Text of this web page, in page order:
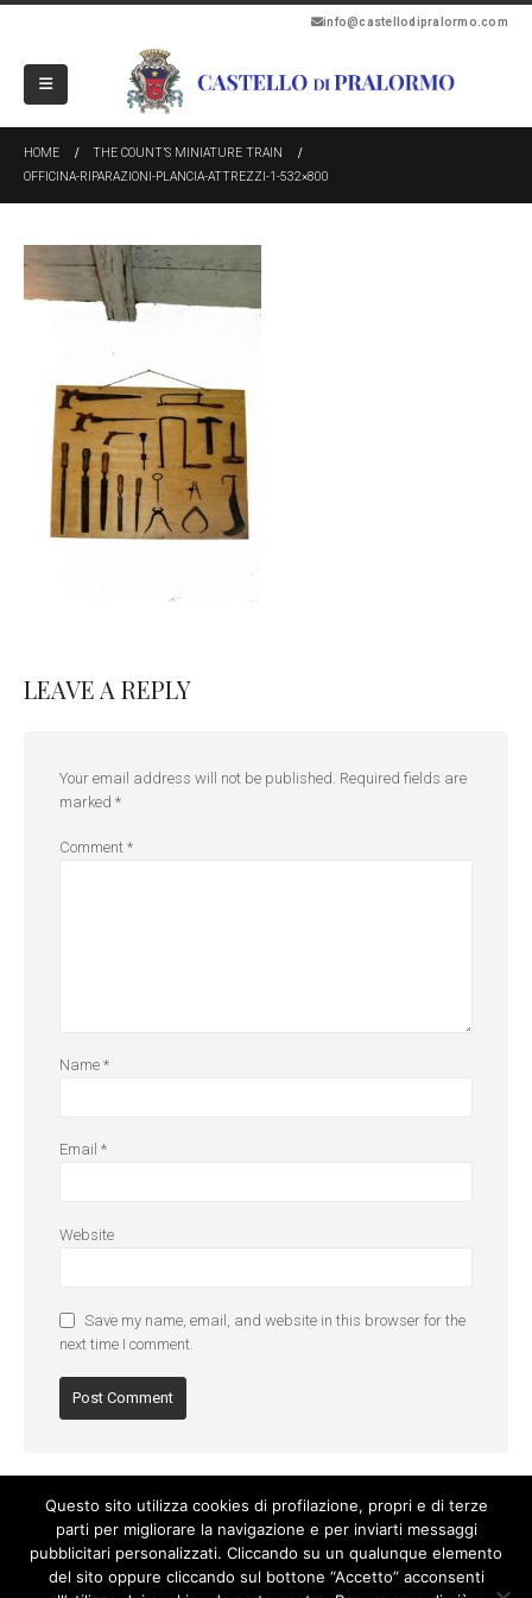
info@castellodipralormo.com
HOME
THE COUNT’S MINIATURE TRAIN
OFFICINA-RIPARAZIONI-PLANCIA-ATTREZZI-1-532×800
LEAVE A REPLY
Your email address will not be published. Required fields are
marked *
Comment *
Name *
Email *
Website
Save my name, email, and website in this browser for the
next time I comment.
Questo sito utilizza cookies di profilazione, propri e di terze
parti per migliorare la navigazione e per inviarti messaggi
pubblicitari personalizzati. Cliccando su un qualunque elemento
del sito oppure cliccando sul bottone “Accetto” acconsenti